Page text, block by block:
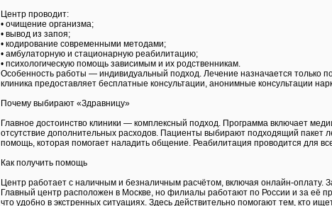
Центр проводит:
• очищение организма;
• вывод из запоя;
• кодирование современными методами;
• амбулаторную и стационарную реабилитацию;
• психологическую помощь зависимым и их родственникам.
Особенность работы — индивидуальный подход. Лечение назначается только
клиника предоставляет бесплатные консультации, анонимные консультации
Почему выбирают «Здравницу»
Главное достоинство клиники — комплексный подход. Программа включает
отсутствие дополнительных расходов. Пациенты выбирают подходящий пакет
помощь, которая помогает наладить общение. Реабилитация проводится для
Как получить помощь
Центр работает с наличным и безналичным расчётом, включая онлайн-оплату.
Главный центр расположен в Москве, но филиалы работают по России и за её
что удобно в экстренных ситуациях. Здесь действительно помогают тем, кто